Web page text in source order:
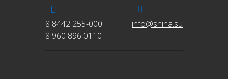
8 8442 255-000
8 960 896 0110
info@shina.su